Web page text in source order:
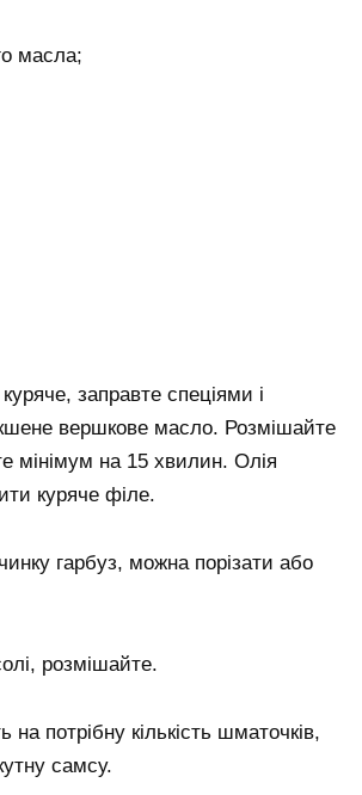
масла;
заправте спеціями і
вершкове масло. Розмішайте
мінімум на 15 хвилин. Олія
куряче філе.
гарбуз, можна порізати або
розмішайте.
на потрібну кількість шматочків,
самсу.